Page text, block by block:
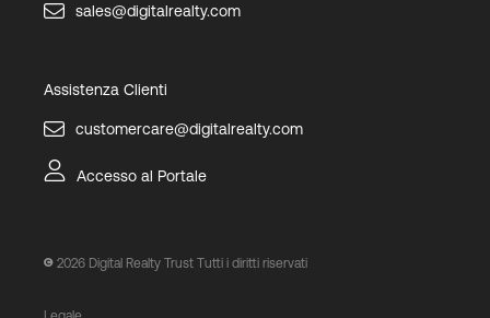
sales@digitalrealty.com
Assistenza Clienti
customercare@digitalrealty.com
Accesso al Portale
2026 Digital Realty Trust Tutti i diritti riservati